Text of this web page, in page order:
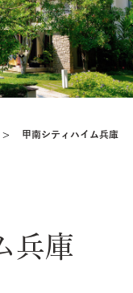
甲南シティハイム兵庫
兵庫